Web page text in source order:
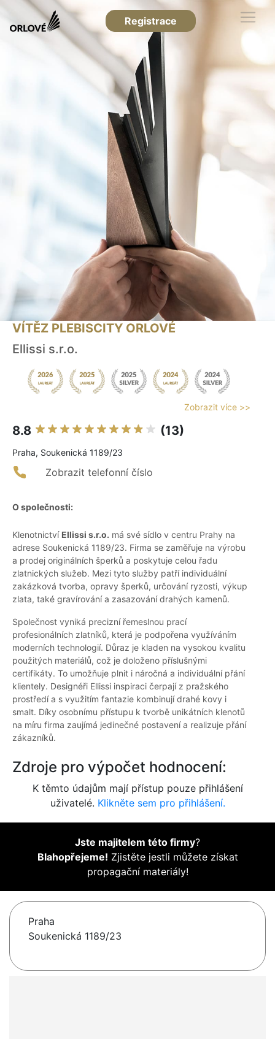
Registrace
VÍTĚZ PLEBISCITY ORLOVÉ
Ellissi s.r.o.
Zobrazit více >>
8.8 (13)
Praha, Soukenická 1189/23
Zobrazit telefonní číslo
O společnosti:
Klenotnictví Ellissi s.r.o. má své sídlo v centru Prahy na
adrese Soukenická 1189/23. Firma se zaměřuje na výrobu
a prodej originálních šperků a poskytuje celou řadu
zlatnických služeb. Mezi tyto služby patří individuální
zakázková tvorba, opravy šperků, určování ryzosti, výkup
zlata, také gravírování a zasazování drahých kamenů.
Společnost vyniká precizní řemeslnou prací
profesionálních zlatníků, která je podpořena využíváním
moderních technologií. Důraz je kladen na vysokou kvalitu
použitých materiálů, což je doloženo příslušnými
certifikáty. To umožňuje plnit i náročná a individuální přání
klientely. Designéři Ellissi inspiraci čerpají z pražského
prostředí a s využitím fantazie kombinují drahé kovy i
smalt. Díky osobnímu přístupu k tvorbě unikátních klenotů
na míru firma zaujímá jedinečné postavení a realizuje přání
zákazníků.
Zdroje pro výpočet hodnocení:
K těmto údajům mají přístup pouze přihlášení
uživatelé. Klikněte sem pro přihlášení.
Jste majitelem této firmy?
Blahopřejeme! Zjistěte jestli můžete získat
propagační materiály!
Praha
Soukenická 1189/23